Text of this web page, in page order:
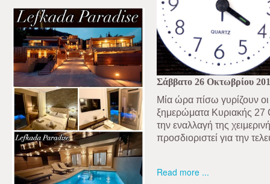
Σάββατο 26 Οκτωβρίου
Μία ώρα πίσω γυρίζουν οι
ξημερώματα Κυριακής 27
την εναλλαγή της
προσδιοριστεί για την
Read more ...